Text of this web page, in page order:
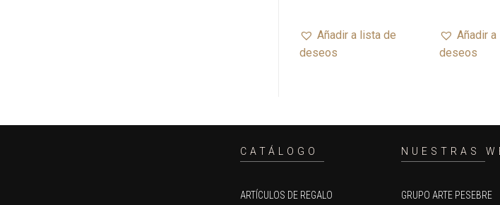
Añadir a lista de
deseos
Añadir
deseos
CATÁLOGO
ARTÍCULOS DE REGALO
NUESTRAS
GRUPO ARTE PESEBRE